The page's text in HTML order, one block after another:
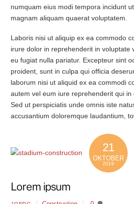
numquam eius modi tempora incidunt
magnam aliquam quaerat voluptatem.
Laboris nisi ut aliquip ex ea commodo
irure dolor in reprehenderit in voluptate
eu fugiat nulla pariatur. Excepteur sint
proident, sunt in culpa qui officia
laborum nisi ut aliquid ex ea commodi
autem vel eum iure reprehenderit qui in
Sed ut perspiciatis unde omnis iste
accusantium doloremque laudantium,
21
OKTOBER
2019
Lorem ipsum